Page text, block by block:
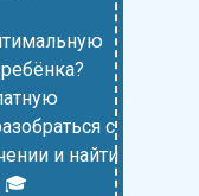
с
и найти
🎓